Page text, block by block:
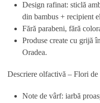
Design rafinat: sticlă
din bambus + recipient
Fără parabeni, fără
Produse create cu grijă
Oradea.
Descriere olfactivă – Flori
Note de vârf: iarbă